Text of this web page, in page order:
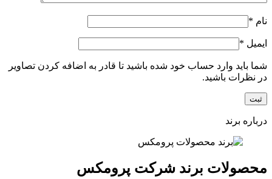
نام *
ایمیل *
شما باید وارد حساب خود شده باشید تا قادر به اضافه کردن تصاویر
در نظرات باشید.
درباره برند
محصولات برند شرکت پرومکس